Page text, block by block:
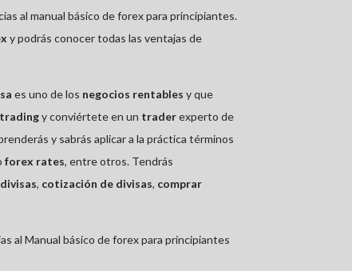
al manual básico de forex para principiantes.
y podrás conocer todas las ventajas de
es uno de los negocios rentables y que
tradingy conviértete en un traderexperto de
y sabrás aplicar a la práctica términos
forex rates, entre otros. Tendrás
, cotización de divisas, comprar
al Manual básico de forex para principiantes